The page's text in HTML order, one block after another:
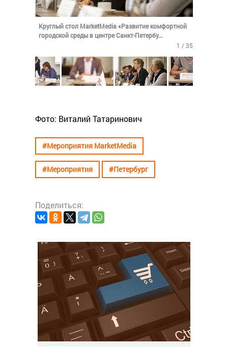
Круглый стол MarketMedia «Развитие комфортной
городской среды в центре Санкт-Петербу...
1 / 35
Фото: Виталий Татаринович
#Мероприятия MarketMedia
#Мероприятия #Петербург
Поделиться: